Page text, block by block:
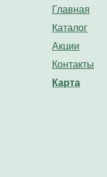
Главная
Каталог
Акции
Контакты
Карта